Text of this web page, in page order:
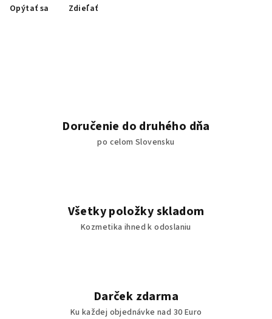
Opýtať sa Zdieľať
Doručenie do druhého dňa
po celom Slovensku
Všetky položky skladom
Kozmetika ihned k odoslaniu
Darček zdarma
Ku každej objednávke nad 30 Euro